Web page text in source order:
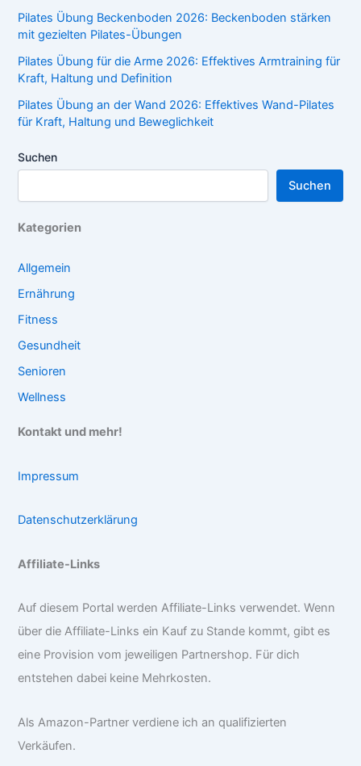
Pilates Übung Beckenboden 2026: Beckenboden stärken
mit gezielten Pilates-Übungen
Pilates Übung für die Arme 2026: Effektives Armtraining für
Kraft, Haltung und Definition
Pilates Übung an der Wand 2026: Effektives Wand-Pilates
für Kraft, Haltung und Beweglichkeit
Suchen
Suchen
Kategorien
Allgemein
Ernährung
Fitness
Gesundheit
Senioren
Wellness
Kontakt und mehr!
Impressum
Datenschutzerklärung
Affiliate-Links
Auf diesem Portal werden Affiliate-Links verwendet. Wenn
über die Affiliate-Links ein Kauf zu Stande kommt, gibt es
eine Provision vom jeweiligen Partnershop. Für dich
entstehen dabei keine Mehrkosten.
Als Amazon-Partner verdiene ich an qualifizierten
Verkäufen.